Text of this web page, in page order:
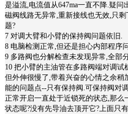
是溢流,电流值从647ma一直不降.疑
磁阀线路无异常,重新接线也无效,只
题?
7 对调大臂和小臂的保持阀问题依旧.
8 电脑检测正常,但还是担心内部程序
9 多路阀也分解检查未发现异常,全部
10 把小臂的主油管在多路阀端对调
但外伸很慢了,带着兴奋的心情之余
能的问题点--只有保持阀.可保持阀对
正常开启一直处于近锁死的状态,那
状态呢?没有先导油去顶开它?上面只